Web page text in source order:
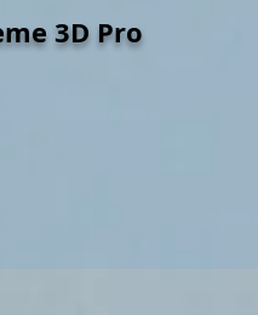
3D Pro